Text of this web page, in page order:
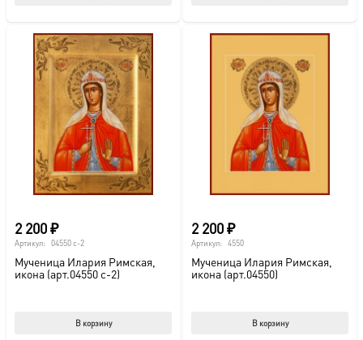
2 200₽
Артикул: 04550 с-2
Мученица Илария Римская,
икона (арт.04550 с-2)
В корзину
2 200₽
Артикул: 4550
Мученица Илария Римская,
икона (арт.04550)
В корзину